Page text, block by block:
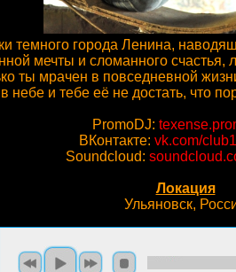
темного города Ленина,
мечты и сломанного счастья,
ты мрачен в повседневной
и тебе её не достать, что
PromoDJ:
ВКонтакте: vk.com/
Soundcloud:
Локация
Ульяновск,